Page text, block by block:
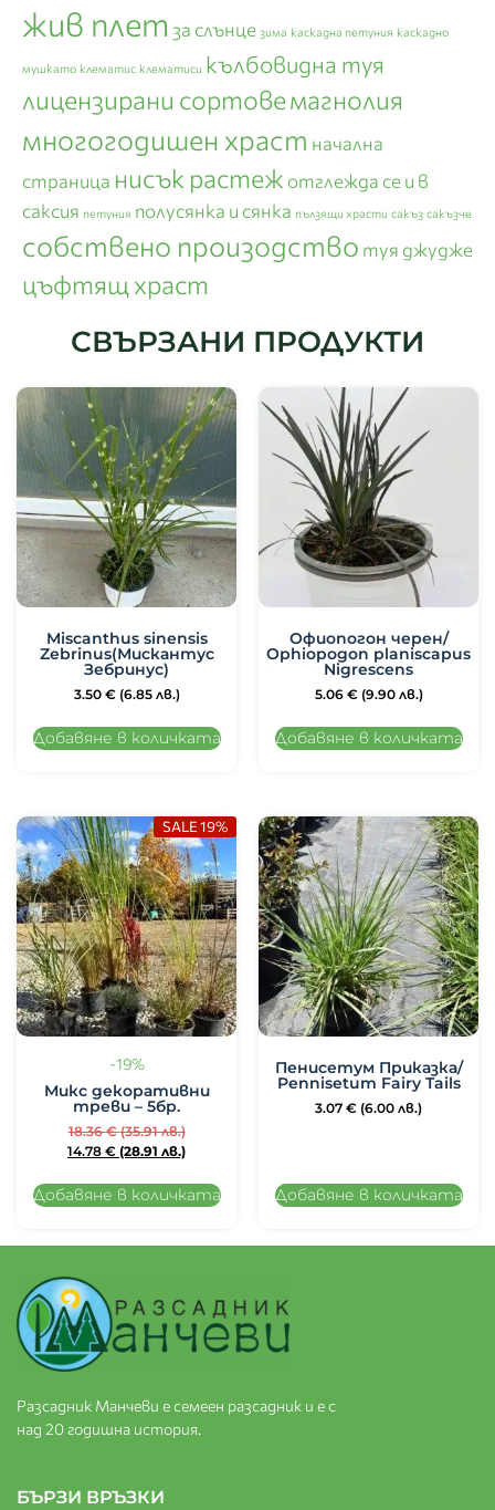
жив плет за слънце зима каскадна петуния каскадно
мушкато клематис клематиси кълбовидна туя
лицензирани сортовемагнолия
многогодишен храст начална
страница нисък растеж отглежда се и в
саксия петуния полусянка и сянка пълзящи храсти сакъз сакъзче
собствено произодство туя джудже
цъфтящ храст
СВЪРЗАНИ ПРОДУКТИ
Miscanthus sinensis
Zebrinus(Мискантус
Зебринус)
3.50 € (6.85 лв.)
Добавяне в количката
Офиопогон черен/
Ophiopogon planiscapus
Nigrescens
5.06 € (9.90 лв.)
Добавяне в количката
-19%
Микс декоративни
треви – 5бр.
SALE 19%
18.36€ (35.91 лв.)
14.78 € (28.91 лв.)
Добавяне в количката
Пенисетум Приказка/
Pennisetum Fairy Tails
3.07 € (6.00 лв.)
Добавяне в количката
Разсадник Манчеви е семеен разсадник и е с
над 20 годишна история.
БЪРЗИ ВРЪЗКИ